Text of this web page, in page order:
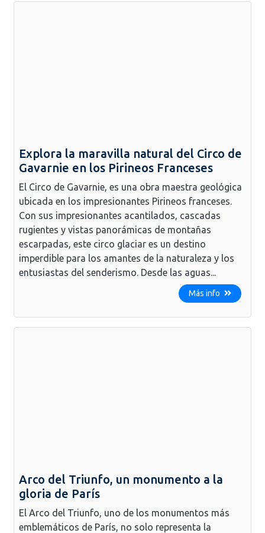
Explora la maravilla natural del Circo de
Gavarnie en los Pirineos Franceses
El Circo de Gavarnie, es una obra maestra geológica
ubicada en los impresionantes Pirineos franceses.
Con sus impresionantes acantilados, cascadas
rugientes y vistas panorámicas de montañas
escarpadas, este circo glaciar es un destino
imperdible para los amantes de la naturaleza y los
entusiastas del senderismo. Desde las aguas...
Más info
Arco del Triunfo, un monumento a la
gloria de París
El Arco del Triunfo, uno de los monumentos más
emblemáticos de París, no solo representa la